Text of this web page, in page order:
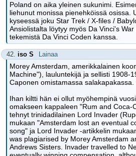
Poland on aika yleinen sukunimi.
liehunut monissa pienehköissä osissa.
kyseessä joku Star Trek / X-files /
Ansiolistalta löytyy myös Da Vinci's
tekemistä Da Vinci Coden kanssa.
42. iso S Lainaa
Morey Amsterdam, amerikkalainen
Machine"), lauluntekijä ja sellisti 1908-
Caponen omistamassa salakapakassa.
Ihan kiltti hän ei ollut myöhempinä
omakseen kappaleen "Rum and Coca-
tehnyt trinidadilainen Lord Invader
mukaan "Amsterdam lost an eventual
song" ja Lord Invader -artikkelin
was plagiarised by Morey Amsterdam
Andrews Sisters. Invader travelled to